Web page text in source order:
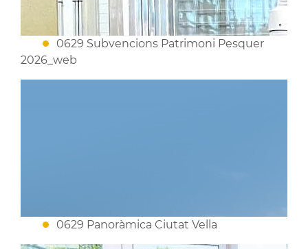
0629 Subvencions Patrimoni Pesquer
2026_web
0629 Panoràmica Ciutat Vella